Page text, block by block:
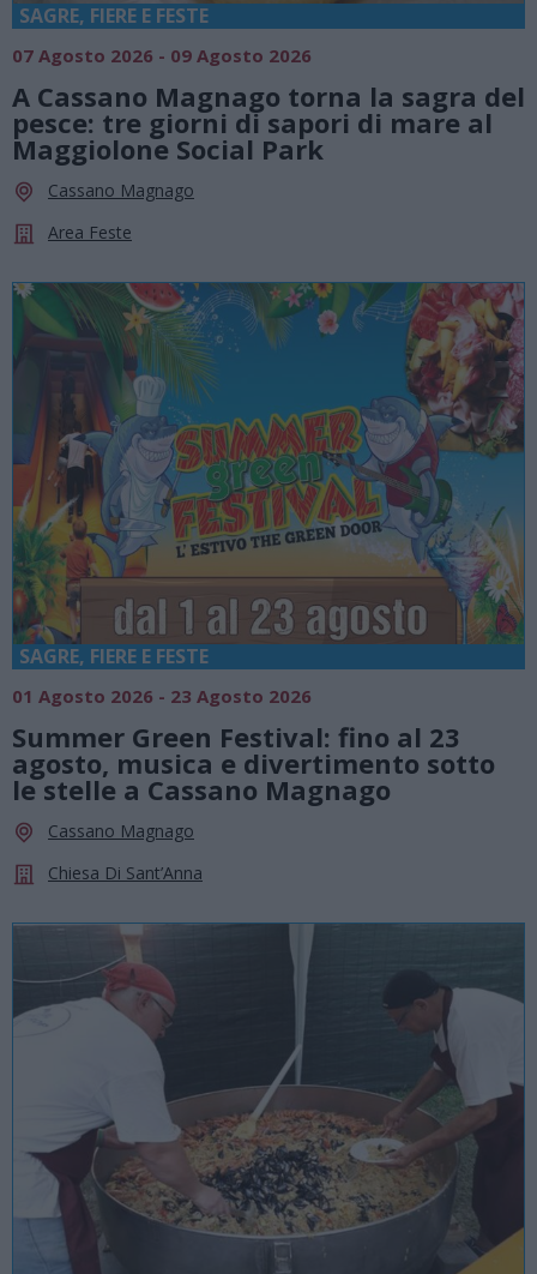
SAGRE, FIERE E FESTE
07 Agosto 2026 - 09 Agosto 2026
A Cassano Magnago torna la sagra del
pesce: tre giorni di sapori di mare al
Maggiolone Social Park
Cassano Magnago
Area Feste
SAGRE, FIERE E FESTE
01 Agosto 2026 - 23 Agosto 2026
Summer Green Festival: fino al 23
agosto, musica e divertimento sotto
le stelle a Cassano Magnago
Cassano Magnago
Chiesa Di Sant’Anna